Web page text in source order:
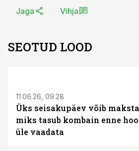
Jaga Vihja
SEOTUD LOOD
11.06.26, 09:28
Üks seisakupäev võib maksta
miks tasub kombain enne
üle vaadata